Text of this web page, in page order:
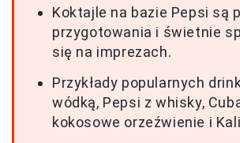
Koktajle na bazie Pepsi są
przygotowania i świetnie
się na imprezach.
Przykłady popularnych
wódką, Pepsi z whisky,
kokosowe orzeźwienie i